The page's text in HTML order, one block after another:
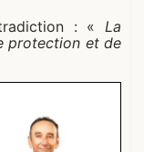
: « La
protection et de